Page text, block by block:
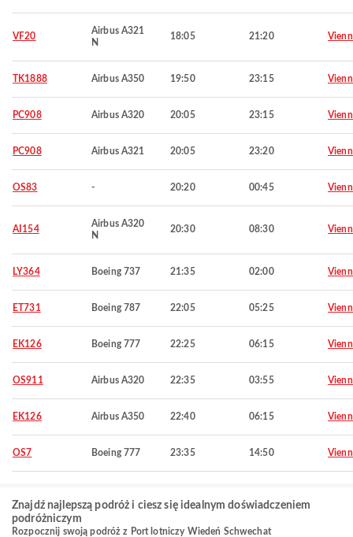
VF20
Airbus A321
N
18:05 21:20
TK1888 Airbus A350 19:50 23:15
PC908 Airbus A320 20:05 23:15
PC908 Airbus A321 20:05 23:20
OS83 - 20:20 00:45
AI154
Airbus A320
N
20:30 08:30
LY364 Boeing 737 21:35 02:00
ET731 Boeing 787 22:05 05:25
EK126 Boeing 777 22:25 06:15
OS911 Airbus A320 22:35 03:55
EK126 Airbus A350 22:40 06:15
OS7 Boeing 777 23:35 14:50
Znajdź najlepszą podróż i ciesz się idealnym doświadczeniem
podróżniczym
Rozpocznij swoją podróż z Port lotniczy Wiedeń Schwechat